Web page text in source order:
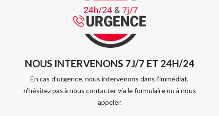
NOUS INTERVENONS 7J/7 ET 24H/24
En cas d’urgence, nous intervenons dans l’immédiat,
n’hésitez pas à nous contacter via le formulaire ou à nous
appeler.